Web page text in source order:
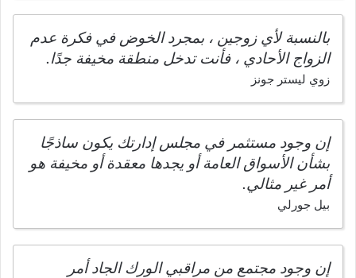
بالنسبة لأي زوجين ، بمجرد الخوض في فكرة عدم
الزواج الأحادي ، فأنت تدخل منطقة مخيفة جدًا.
زوي ليستر جونز
إن وجود مستثمر في مجلس إدارتك يكون ساذجًا
بشأن الأسواق العامة أو يجدها معقدة أو مخيفة هو
أمر غير مثالي.
بيل جورلي
إن وجود مجتمع من مراقبي الورك الجاد أمر